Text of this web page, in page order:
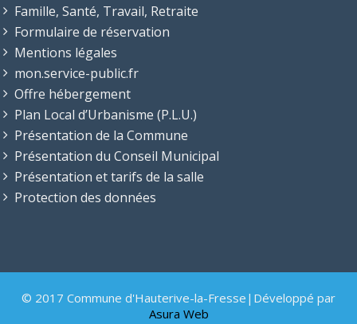
Famille, Santé, Travail, Retraite
Formulaire de réservation
Mentions légales
mon.service-public.fr
Offre hébergement
Plan Local d’Urbanisme (P.L.U.)
Présentation de la Commune
Présentation du Conseil Municipal
Présentation et tarifs de la salle
Protection des données
© 2017 Commune d'Hauterive-la-Fresse|Développé par
Asura Web